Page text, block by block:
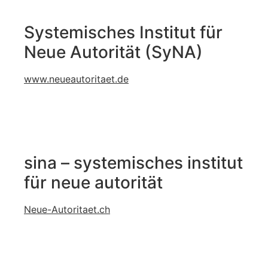
Systemisches Institut für
Neue Autorität (SyNA)
www.neueautoritaet.de
sina – systemisches institut
für neue autorität
Neue-Autoritaet.ch